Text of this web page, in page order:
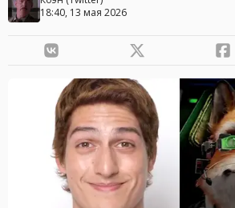
18:40, 13 мая 2026